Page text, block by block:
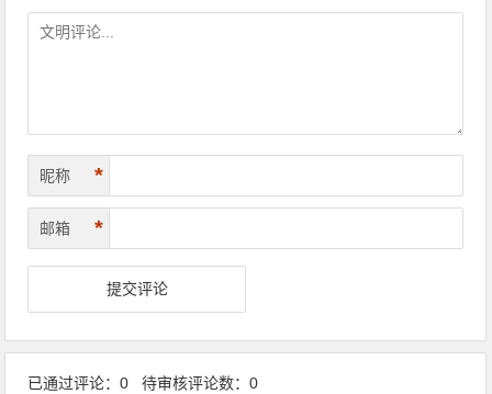
昵称 *
邮箱 *
已通过评论：0 待审核评论数：0